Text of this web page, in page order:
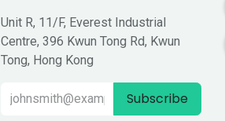
Unit R, 11/F, Everest Industrial
Centre, 396 Kwun Tong Rd, Kwun
Tong, Hong Kong
Subscribe